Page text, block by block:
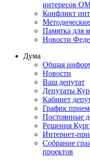
интересов
Конфликт
Памятка для
Новости
Дума
Общая
Новости
Ваш депутат
Депутаты
Кабинет
График
Постоянные
Решения
Интернет-
Собрание
проектов